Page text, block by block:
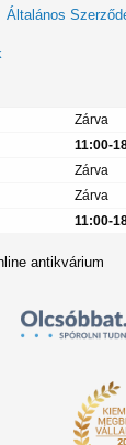
Általános
Zárva
11:00-
Zárva
Zárva
11:00-
antikvárium